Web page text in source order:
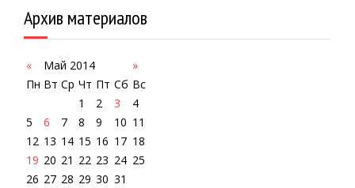
Архив материалов
« Май 2014
»
Пн Вт Ср Чт Пт Сб Вс
1
2 3
4
5
6 7 8 9 10 11
12 13 14 15 16 17 18
19 20 21 22 23 24 25
26 27 28 29 30 31